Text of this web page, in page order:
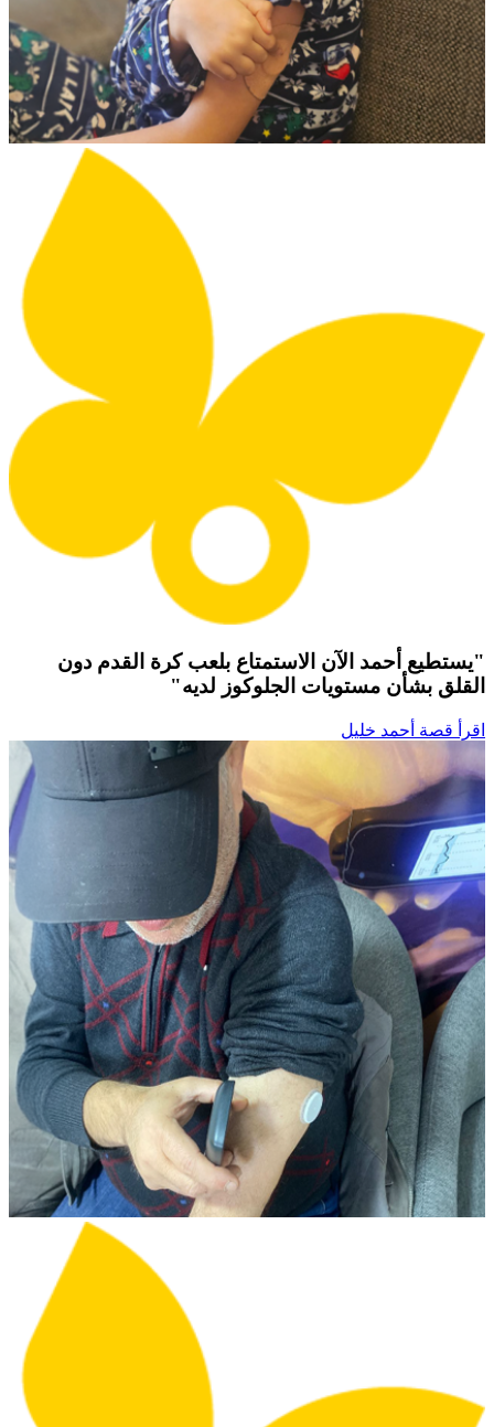
"يستطيع أحمد الآن الاستمتاع بلعب كرة القدم دون
القلق بشأن مستويات الجلوكوز لديه"
اقرأ قصة أحمد خليل